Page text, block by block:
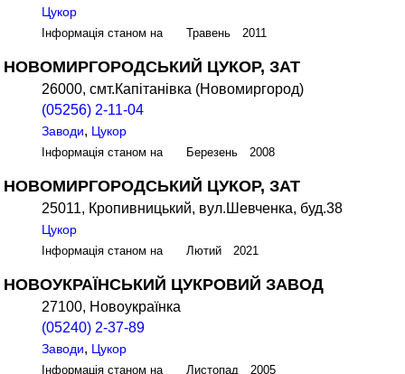
Цукор
Інформація станом на Травень 2011
НОВОМИРГОРОДСЬКИЙ ЦУКОР, ЗАТ
26000, смт.Капітанівка (Новомиргород)
(05256) 2-11-04
Заводи, Цукор
Інформація станом на Березень 2008
НОВОМИРГОРОДСЬКИЙ ЦУКОР, ЗАТ
25011, Кропивницький, вул.Шевченка, буд.38
Цукор
Інформація станом на Лютий 2021
НОВОУКРАЇНСЬКИЙ ЦУКРОВИЙ ЗАВОД
27100, Новоукраїнка
(05240) 2-37-89
Заводи, Цукор
Інформація станом на Листопад 2005